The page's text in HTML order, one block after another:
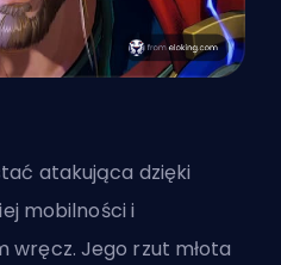
atakująca dzięki
mobilności i
Jego rzut młota